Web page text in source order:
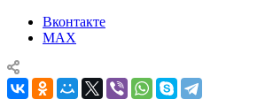
Вконтакте
MAX